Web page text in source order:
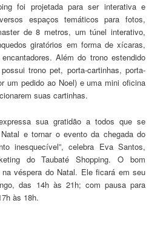
foi projetada para ser interativa e
espaços temáticos para fotos,
de 8 metros, um túnel interativo,
giratórios em forma de xícaras,
Além do trono estendido
trono pet, porta-cartinhas, porta-
um pedido ao Noel) e uma mini oficina
suas cartinhas.
sua gratidão a todos que se
e tornar o evento da chegada do
inesquecível”, celebra Eva Santos,
do Taubaté Shopping. O bom
véspera do Natal. Ele ficará em seu
das 14h às 21h; com pausa para
às 18h.